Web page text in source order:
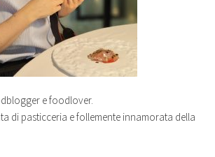
e foodlover.
di pasticceria e follemente innamorata della